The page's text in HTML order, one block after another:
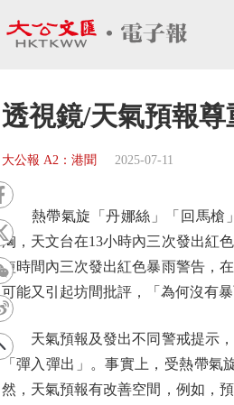
透視鏡/天氣預報
大公報 A2：港聞 2025-07-11
熱帶氣旋「丹娜絲」「回馬槍」
洶，天文台在13小時內三次發出紅
短時間內三次發出紅色暴雨警告，
可能又引起坊間批評，「為何沒有
天氣預報及發出不同警戒提示，
「彈入彈出」。事實上，受熱帶氣
然，天氣預報有改善空間，例如，